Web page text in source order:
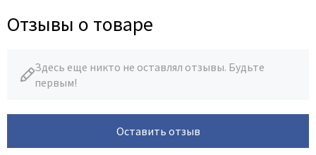
Отзывы о товаре
Здесь еще никто не оставлял отзывы. Будьте
первым!
Оставить отзыв